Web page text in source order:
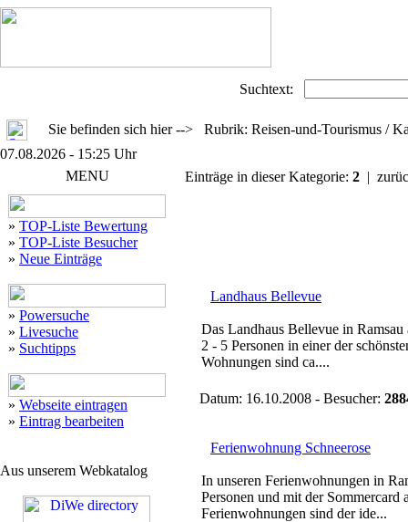
Suchtext:
Sie befinden sich hier --> Rubrik: Reisen-und-Tourismus /
07.08.2026 - 15:25 Uhr
MENU
» TOP-Liste Bewertung
» TOP-Liste Besucher
» Neue Einträge
» Powersuche
» Livesuche
» Suchtipps
» Webseite eintragen
» Eintrag bearbeiten
Aus unserem Webkatalog
Einträge in dieser Kategorie: 2 |
Landhaus Bellevue
Das Landhaus Bellevue in
2 - 5 Personen in einer der
Wohnungen sind ca....
Datum: 16.10.2008 - Besucher:
Ferienwohnung Schneerose
In unseren Ferienwohnungen in
Personen und mit der
Ferienwohnungen sind der ide...